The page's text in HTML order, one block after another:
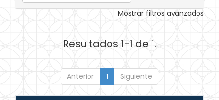
Mostrar filtros avanzados
Resultados 1-1 de 1.
Anterior 1 Siguiente